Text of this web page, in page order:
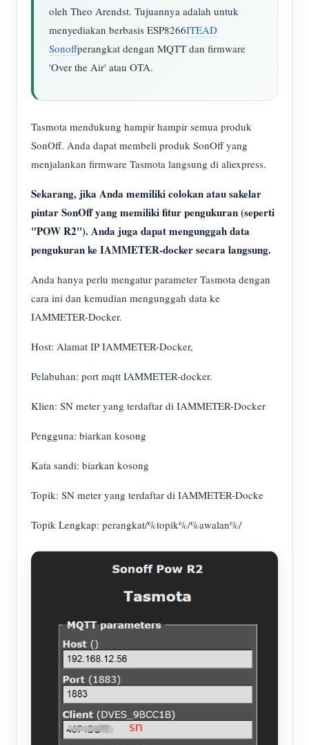
oleh Theo Arendst. Tujuannya adalah untuk
menyediakan berbasis ESP8266ITEAD
Sonoffperangkat dengan MQTT dan firmware
'Over the Air' atau OTA.
Tasmota mendukung hampir hampir semua produk
SonOff. Anda dapat membeli produk SonOff yang
menjalankan firmware Tasmota langsung di aliexpress.
Sekarang, jika Anda memiliki colokan atau sakelar
pintar SonOff yang memiliki fitur pengukuran (seperti
"POW R2"). Anda juga dapat mengunggah data
pengukuran ke IAMMETER-docker secara langsung.
Anda hanya perlu mengatur parameter Tasmota dengan
cara ini dan kemudian mengunggah data ke
IAMMETER-Docker.
Host: Alamat IP IAMMETER-Docker,
Pelabuhan: port mqtt IAMMETER-docker.
Klien: SN meter yang terdaftar di IAMMETER-Docker
Pengguna: biarkan kosong
Kata sandi: biarkan kosong
Topik: SN meter yang terdaftar di IAMMETER-Docke
Topik Lengkap: perangkat/%topik%/%awalan%/